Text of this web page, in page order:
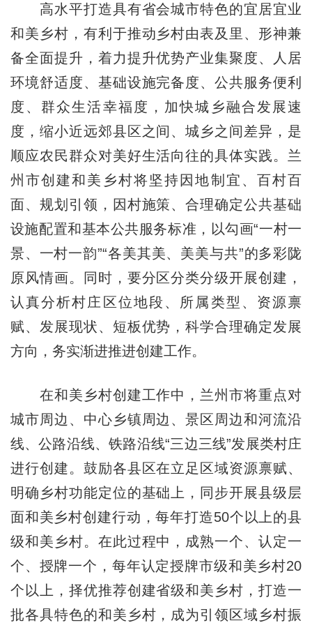
高水平打造具有省会城市特色的宜居宜业
和美乡村，有利于推动乡村由表及里、形神兼
备全面提升，着力提升优势产业集聚度、人居
环境舒适度、基础设施完备度、公共服务便利
度、群众生活幸福度，加快城乡融合发展速
度，缩小近远郊县区之间、城乡之间差异，是
顺应农民群众对美好生活向往的具体实践。兰
州市创建和美乡村将坚持因地制宜、百村百
面、规划引领，因村施策、合理确定公共基础
设施配置和基本公共服务标准，以勾画“一村一
景、一村一韵”“各美其美、美美与共”的多彩陇
原风情画。同时，要分区分类分级开展创建，
认真分析村庄区位地段、所属类型、资源禀
赋、发展现状、短板优势，科学合理确定发展
方向，务实渐进推进创建工作。
在和美乡村创建工作中，兰州市将重点对
城市周边、中心乡镇周边、景区周边和河流沿
线、公路沿线、铁路沿线“三边三线”发展类村庄
进行创建。鼓励各县区在立足区域资源禀赋、
明确乡村功能定位的基础上，同步开展县级层
面和美乡村创建行动，每年打造50个以上的县
级和美乡村。在此过程中，成熟一个、认定一
个、授牌一个，每年认定授牌市级和美乡村20
个以上，择优推荐创建省级和美乡村，打造一
批各具特色的和美乡村，成为引领区域乡村振